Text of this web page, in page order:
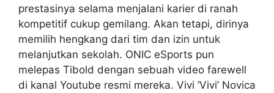
prestasinya selama menjalani karier di ranah
kompetitif cukup gemilang. Akan tetapi, dirinya
memilih hengkang dari tim dan izin untuk
melanjutkan sekolah. ONIC eSports pun
melepas Tibold dengan sebuah video farewell
di kanal Youtube resmi mereka. Vivi ‘Vivi’ Novica